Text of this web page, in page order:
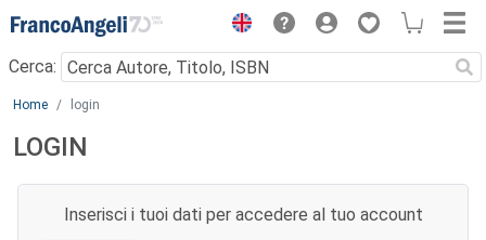
Menu
Cerca:
Main content
Home login
LOGIN
Inserisci i tuoi dati per accedere al tuo account